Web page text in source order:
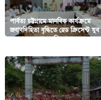
‎পার্বত্য চট্টগ্রামে মানবিক কার্যক্রমে
জবাবদিহিতা বৃদ্ধিতে রেড ক্রিসেন্ট যুব
স্বেচ্ছাসেবকদের প্রশিক্ষণ